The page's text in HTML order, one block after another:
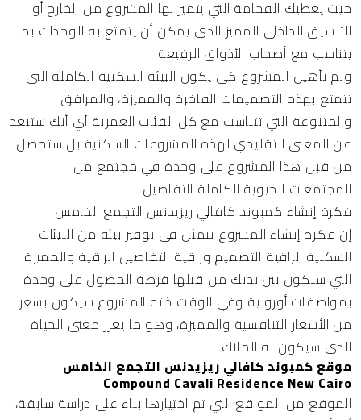
حيث يعطيك الفخامة التي يتميز بها المشروع من الخارج أو
التنسيق الداخلي المميز الذي يمكن أن يتمتع به الوحدات بما
يتناسب مع أصحاب الأذواق الرفيعة.
وتم تأهيل المشروع كي يكون البيئة السكنية الكاملة التي
تتمتع بهذه التصميمات الفاخرة والمميزة، والمرافق
والمتنوعة التي تتناسب مع كل الفئات العمرية أي أنك ستبعد
عن المعنى التقليدي لهذه المشروعات السكنية بل ستحصل
من قبل هذا المشروع على وحدة في مجتمع من
المجتمعات الحيوية الكاملة التفاصيل.
فكرة إنشاء كمبوند كافالي ريزيدنس التجمع الخامس
إن فكرة إنشاء المشروع تتمثل في توفير بيئة من البيئات
السكنية الراقية التصميم وراقية التفاصيل الراقية والمميزة
التي سيكون بين يديك من قبلها فرصة الحصول على وحدة
بمواصفات أوروبية وفي الوقت ذاته المشروع سيكون بسعر
من الأسعار التنافسية والمميزة، وهو ما يعزز معنى الحياة
الذي سيكون به الملاك.
موقع كمبوند كافالي ريزيدنس التجمع الخامس
Compound Cavali Residence New Cairo
الموقع من المواقع التي تم اختيارها بناء على دراسة سابقة،